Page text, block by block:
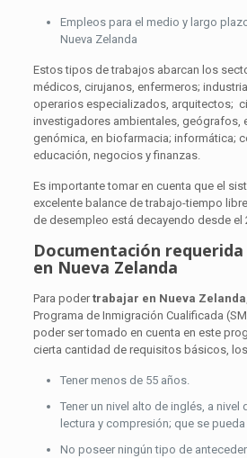
Empleos para el medio y largo
Nueva Zelanda
Estos tipos de trabajos abarcan los
médicos, cirujanos, enfermeros;
operarios especializados, arquitectos;
investigadores ambientales, geógrafos,
genómica, en biofarmacia; informática;
educación, negocios y finanzas.
Es importante tomar en cuenta que el
excelente balance de trabajo-tiempo
de desempleo está decayendo desde el
Documentación
en Nueva Zelanda
Para podertrabajar en Nueva
Programa de Inmigración Cualificada
poder ser tomado en cuenta en este
cierta cantidad de requisitos básicos,
Tener menos de 55 años.
Tener un nivel alto de inglés, a nivel
lectura y compresión; que se
No poseer ningún tipo de